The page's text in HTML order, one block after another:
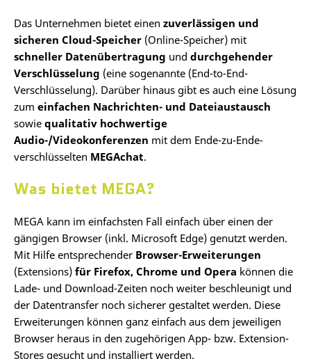
Das Unternehmen bietet einen zuverlässigen und
sicheren Cloud-Speicher (Online-Speicher) mit
schneller Datenübertragung und durchgehender
Verschlüsselung (eine sogenannte (End-to-End-
Verschlüsselung). Darüber hinaus gibt es auch eine Lösung
zum einfachen Nachrichten- und Dateiaustausch
sowie qualitativ hochwertige
Audio-/Videokonferenzen mit dem Ende-zu-Ende-
verschlüsselten MEGAchat.
Was bietet MEGA?
MEGA kann im einfachsten Fall einfach über einen der
gängigen Browser (inkl. Microsoft Edge) genutzt werden.
Mit Hilfe entsprechender Browser-Erweiterungen
(Extensions) für Firefox, Chrome und Opera können die
Lade- und Download-Zeiten noch weiter beschleunigt und
der Datentransfer noch sicherer gestaltet werden. Diese
Erweiterungen können ganz einfach aus dem jeweiligen
Browser heraus in den zugehörigen App- bzw. Extension-
Stores gesucht und installiert werden.